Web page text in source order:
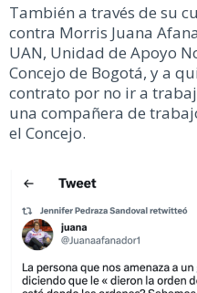
También a través de su
contra Morris Juana
UAN, Unidad de Apoyo
Concejo de Bogotá, y a
contrato por no ir a
una compañera de
el Concejo.